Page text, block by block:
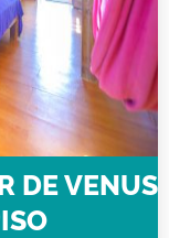
DE VENUS